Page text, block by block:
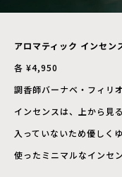
アロマティック インセン
各 ¥4,950
調香師バーナベ・フィリ
インセンスは、上から見
入っていないため優しく
使ったミニマルなインセ